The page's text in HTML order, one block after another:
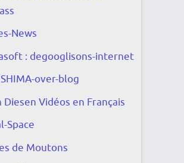
News
: degooglisons-internet
over-blog
Diesen Vidéos en Français
Space
de Moutons